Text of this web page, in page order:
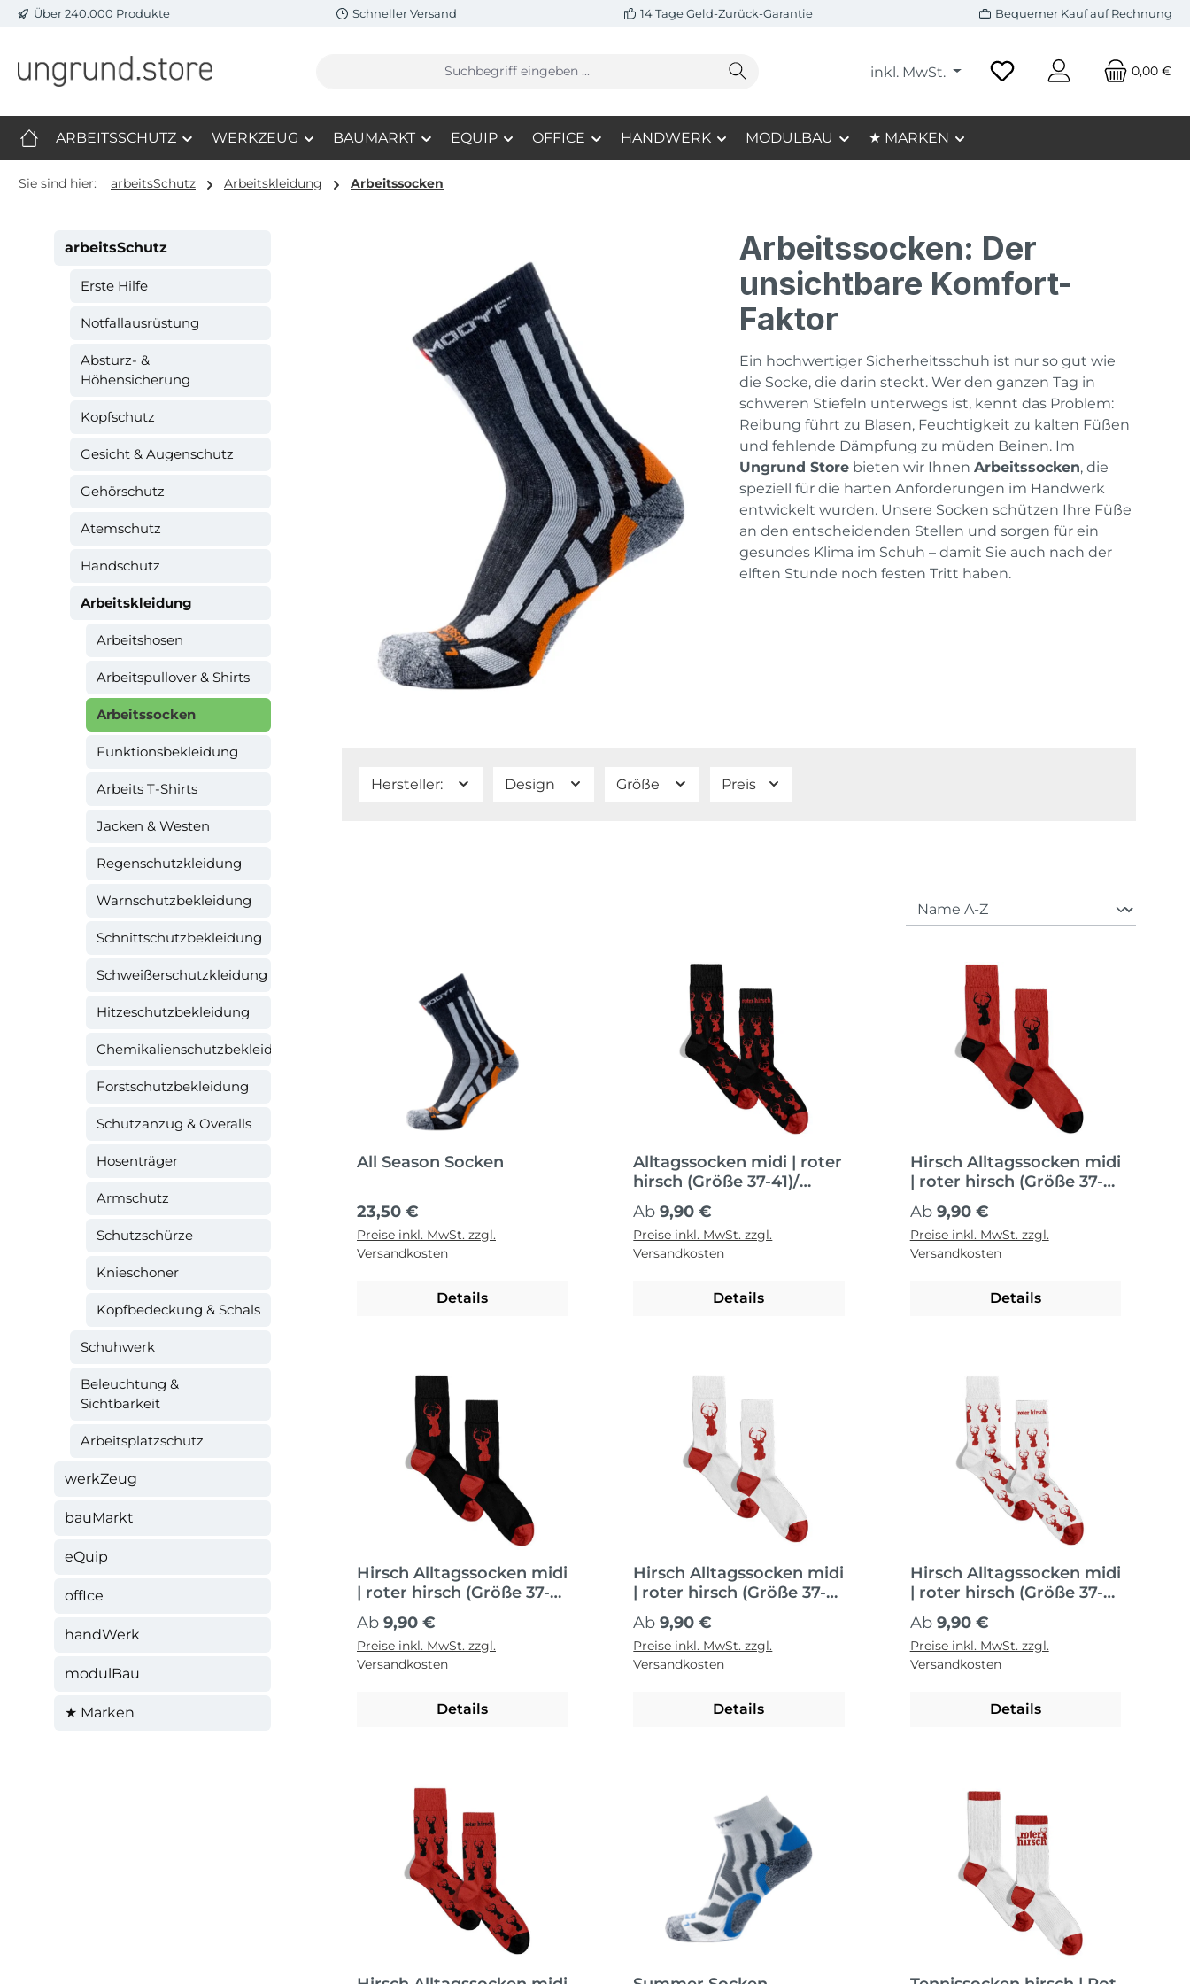
Hauptinhalt springen
Zur Suche springen
Zur Hauptnavigation springen
Über 240.000 Produkte Schneller Versand 14 Tage Geld-Zurück-Garantie Bequemer Kauf auf Rechnung
inkl. MwSt. 0,00 €
ARBEITSSCHUTZ WERKZEUG BAUMARKT EQUIP OFFICE HANDWERK MODULBAU ★ MARKEN
Sie sind hier: arbeitsSchutz Arbeitskleidung Arbeitssocken
arbeitsSchutz
Erste Hilfe
Notfallausrüstung
Absturz- &
Höhensicherung
Kopfschutz
Gesicht & Augenschutz
Gehörschutz
Atemschutz
Handschutz
Arbeitskleidung
Arbeitshosen
Arbeitspullover & Shirts
Arbeitssocken
Funktionsbekleidung
Arbeits T-Shirts
Jacken & Westen
Regenschutzkleidung
Warnschutzbekleidung
Schnittschutzbekleidung
Schweißerschutzkleidung
Hitzeschutzbekleidung
Chemikalienschutzbekleidung
Forstschutzbekleidung
Schutzanzug & Overalls
Hosenträger
Armschutz
Schutzschürze
Knieschoner
Kopfbedeckung & Schals
Schuhwerk
Beleuchtung &
Sichtbarkeit
Arbeitsplatzschutz
werkZeug
bauMarkt
eQuip
offIce
handWerk
modulBau
★ Marken
Arbeitssocken: Der
unsichtbare Komfort-
Faktor
Ein hochwertiger Sicherheitsschuh ist nur so gut wie
die Socke, die darin steckt. Wer den ganzen Tag in
schweren Stiefeln unterwegs ist, kennt das Problem:
Reibung führt zu Blasen, Feuchtigkeit zu kalten Füßen
und fehlende Dämpfung zu müden Beinen. Im
Ungrund Storebieten wir Ihnen Arbeitssocken, die
speziell für die harten Anforderungen im Handwerk
entwickelt wurden. Unsere Socken schützen Ihre Füße
an den entscheidenden Stellen und sorgen für ein
gesundes Klima im Schuh – damit Sie auch nach der
elften Stunde noch festen Tritt haben.
Hersteller: Design Größe Preis
All Season Socken
Regulärer Preis:
23,50 €
Preise inkl. MwSt. zzgl.
Versandkosten
Details
Alltagssocken midi | roter
hirsch (Größe 37-41)/
Schwarz-Rot
Regulärer Preis:
Ab9,90 €
Preise inkl. MwSt. zzgl.
Versandkosten
Details
Hirsch Alltagssocken midi
| roter hirsch (Größe 37-
41)/ Rot
Regulärer Preis:
Ab 9,90 €
Preise inkl. MwSt. zzgl.
Versandkosten
Details
Hirsch Alltagssocken midi
| roter hirsch (Größe 37-
41)/ Schwarz
Regulärer Preis:
Ab 9,90 €
Preise inkl. MwSt. zzgl.
Versandkosten
Details
Hirsch Alltagssocken midi
| roter hirsch (Größe 37-
41)/ Weiß
Regulärer Preis:
Ab9,90 €
Preise inkl. MwSt. zzgl.
Versandkosten
Details
Hirsch Alltagssocken midi
| roter hirsch (Größe 37-
41)/ Weiß-Rot
Regulärer Preis:
Ab 9,90 €
Preise inkl. MwSt. zzgl.
Versandkosten
Details